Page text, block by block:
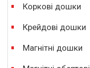
Коркові дошки
Крейдові дошки
Магнітні дошки